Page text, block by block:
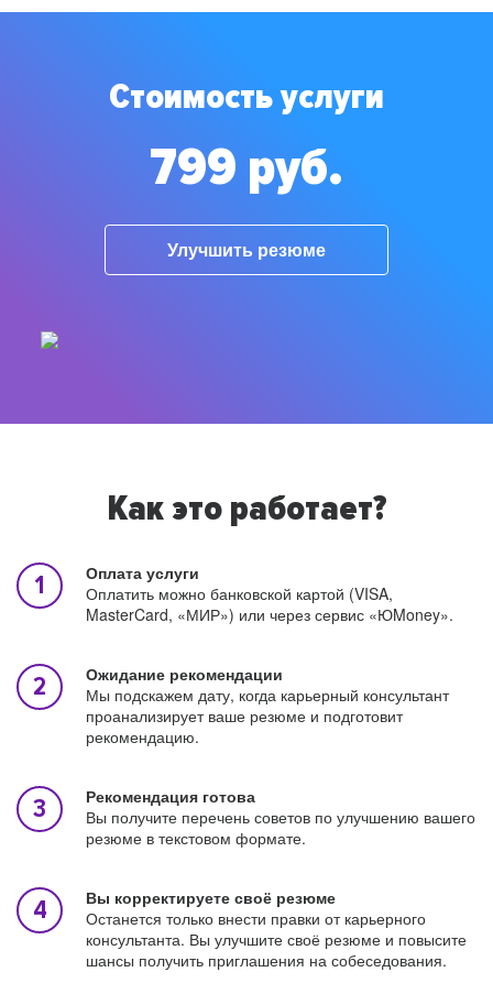
Стоимость услуги
799 руб.
Улучшить резюме
Как это работает?
Оплата услуги
Оплатить можно банковской картой (VISA,
MasterCard, «МИР») или через сервис «ЮMoney».
Ожидание рекомендации
Мы подскажем дату, когда карьерный консультант
проанализирует ваше резюме и подготовит
рекомендацию.
Рекомендация готова
Вы получите перечень советов по улучшению вашего
резюме в текстовом формате.
Вы корректируете своё резюме
Останется только внести правки от карьерного
консультанта. Вы улучшите своё резюме и повысите
шансы получить приглашения на собеседования.